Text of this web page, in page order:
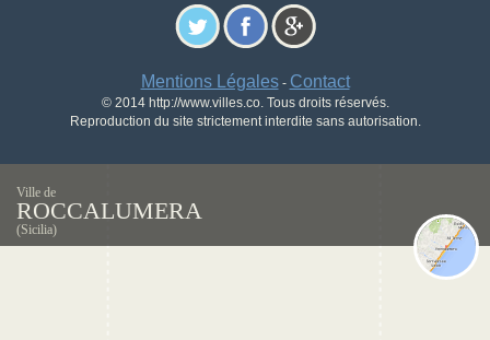
Mentions Légales- Contact
© 2014 http://www.villes.co. Tous droits réservés.
Reproduction du site strictement interdite sans autorisation.
Ville de
ROCCALUMERA
(Sicilia)